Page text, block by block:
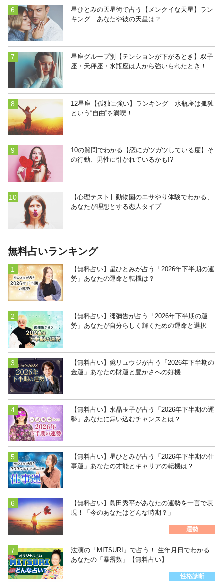
星ひとみの天星術で占う【メンクイな天星】ラン
キング あなたや彼の天星は？
星座グループ別【テンションが下がるとき】双子
座・天秤座・水瓶座は人から強いられたとき！
12星座【孤独に強い】ランキング 水瓶座は孤独
という“自由”を満喫！
10の質問でわかる【恋にガツガツしている度】そ
の行動、男性に引かれているかも!?
【心理テスト】動物園のエサやり体験でわかる、
あなたが理想とする恋人タイプ
無料占いランキング
【無料占い】星ひとみが占う「2026年下半期の運
勢」あなたの運命と転機は？
【無料占い】彌彌告が占う「2026年下半期の運
勢」あなたが自分らしく輝くための運命と選択
【無料占い】鏡リュウジが占う「2026年下半期の
金運」あなたの財運と豊かさへの好機
【無料占い】水晶玉子が占う「2026年下半期の運
勢」あなたに舞い込むチャンスとは？
【無料占い】星ひとみが占う「2026年下半期の仕
事運」あなたの才能とキャリアの転機は？
【無料占い】島田秀平があなたの運勢を一言で表
現！「今のあなたはどんな時期？」
運勢
法演の「MITSURI」で占う！ 生年月日でわかる
あなたの「暴露数」【無料占い】
性格診断